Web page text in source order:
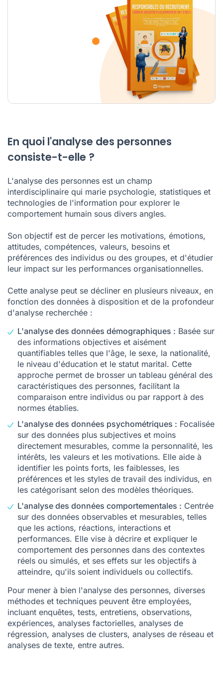
En quoi l'analyse des personnes
consiste-t-elle ?
L'analyse des personnes est un champ
interdisciplinaire qui marie psychologie, statistiques et
technologies de l'information pour explorer le
comportement humain sous divers angles.
Son objectif est de percer les motivations, émotions,
attitudes, compétences, valeurs, besoins et
préférences des individus ou des groupes, et d'étudier
leur impact sur les performances organisationnelles.
Cette analyse peut se décliner en plusieurs niveaux, en
fonction des données à disposition et de la profondeur
d'analyse recherchée :
L'analyse des données démographiques : Basée sur
des informations objectives et aisément
quantifiables telles que l'âge, le sexe, la nationalité,
le niveau d'éducation et le statut marital. Cette
approche permet de brosser un tableau général des
caractéristiques des personnes, facilitant la
comparaison entre individus ou par rapport à des
normes établies.
L'analyse des données psychométriques : Focalisée
sur des données plus subjectives et moins
directement mesurables, comme la personnalité, les
intérêts, les valeurs et les motivations. Elle aide à
identifier les points forts, les faiblesses, les
préférences et les styles de travail des individus, en
les catégorisant selon des modèles théoriques.
L'analyse des données comportementales : Centrée
sur des données observables et mesurables, telles
que les actions, réactions, interactions et
performances. Elle vise à décrire et expliquer le
comportement des personnes dans des contextes
réels ou simulés, et ses effets sur les objectifs à
atteindre, qu'ils soient individuels ou collectifs.
Pour mener à bien l'analyse des personnes, diverses
méthodes et techniques peuvent être employées,
incluant enquêtes, tests, entretiens, observations,
expériences, analyses factorielles, analyses de
régression, analyses de clusters, analyses de réseau et
analyses de texte, entre autres.